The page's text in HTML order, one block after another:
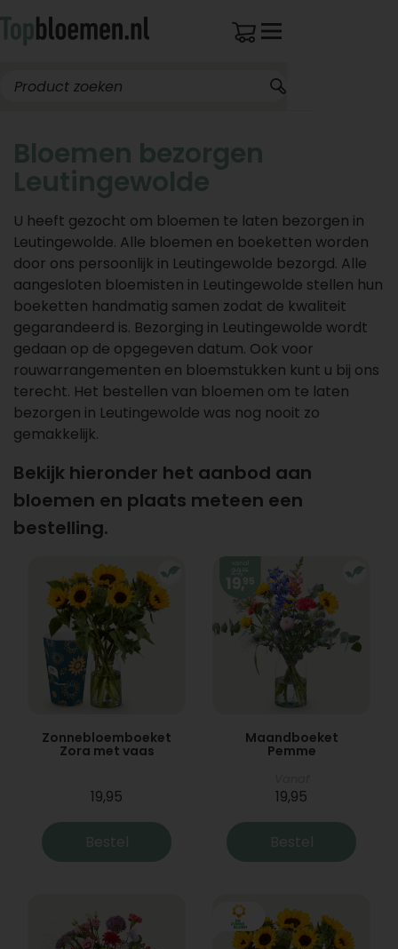
Bloemen bezorgen
Leutingewolde
U heeft gezocht om bloemen te laten bezorgen in
Leutingewolde. Alle bloemen en boeketten worden
door ons persoonlijk in Leutingewolde bezorgd. Alle
aangesloten bloemisten in Leutingewolde stellen hun
boeketten handmatig samen zodat de kwaliteit
gegarandeerd is. Bezorging in Leutingewolde wordt
gedaan op de opgegeven datum. Ook voor
rouwarrangementen en bloemstukken kunt u bij ons
terecht. Het bestellen van bloemen om te laten
bezorgen in Leutingewolde was nog nooit zo
gemakkelijk.
Bekijk hieronder het aanbod aan
bloemen en plaats meteen een
bestelling.
Zonnebloemboeket
Zora met vaas
19,95
Bestel
Maandboeket
Pemme
19,95
Bestel